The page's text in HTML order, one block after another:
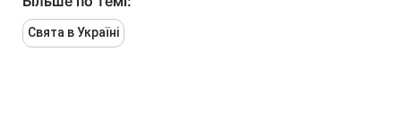
Свята в Україні